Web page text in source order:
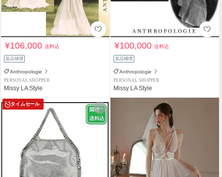
¥106,000送料込
返品補償
Anthropologie
PERSONAL SHOPPER
Missy LA Style
¥100,000送料込
返品補償
Anthropologie
PERSONAL SHOPPER
Missy LA Style
タイムセール